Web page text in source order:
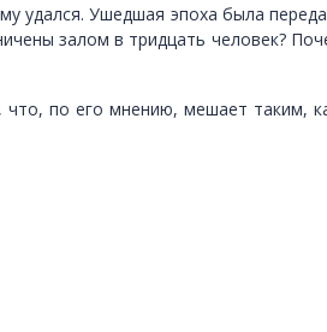
удался. Ушедшая эпоха была
залом в тридцать человек?
, что, по его мнению, мешает таким,